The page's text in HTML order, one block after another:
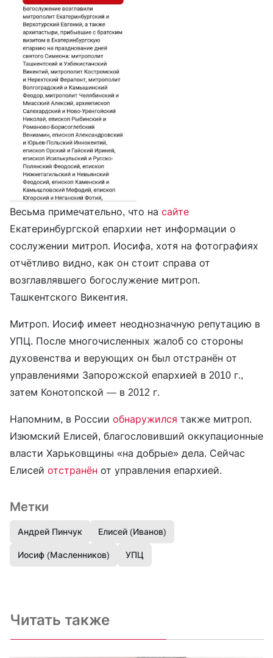
Весьма примечательно, что на сайте
Екатеринбургской епархии нет информации о
сослужении митроп. Иосифа, хотя на фотографиях
отчётливо видно, как он стоит справа от
возглавлявшего богослужение митроп.
Ташкентского Викентия.
Митроп. Иосиф имеет неоднозначную репутацию в
УПЦ. После многочисленных жалоб со стороны
духовенства и верующих он был отстранён от
управлениями Запорожской епархией в 2010 г.,
затем Конотопской — в 2012 г.
Напомним, в России обнаружился также митроп.
Изюмский Елисей, благословивший оккупационные
власти Харьковщины «на добрые» дела. Сейчас
Елисей отстранён от управления епархией.
Метки
Андрей Пинчук Елисей (Иванов)
Иосиф (Масленников) УПЦ
Читать также